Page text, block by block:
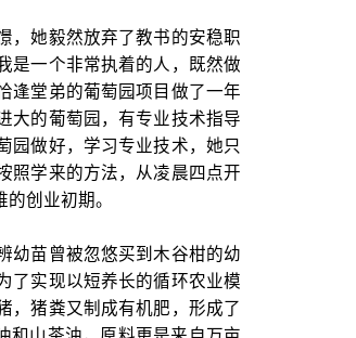
，她毅然放弃了教书的安稳职
是一个非常执着的人，既然做
逢堂弟的葡萄园项目做了一年
大的葡萄园，有专业技术指导
园做好，学习专业技术，她只
照学来的方法，从凌晨四点开
创业初期。
幼苗曾被忽悠买到木谷柑的幼
了实现以短养长的循环农业模
，猪粪又制成有机肥，形成了